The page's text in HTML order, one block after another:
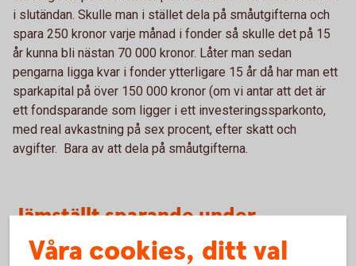
i slutändan. Skulle man i stället dela på småutgifterna och
spara 250 kronor varje månad i fonder så skulle det på 15
år kunna bli nästan 70 000 kronor. Låter man sedan
pengarna ligga kvar i fonder ytterligare 15 år då har man ett
sparkapital på över 150 000 kronor (om vi antar att det är
ett fondsparande som ligger i ett investeringssparkonto,
med real avkastning på sex procent, efter skatt och
avgifter. Bara av att dela på småutgifterna.
Jämställt sparande under
småbarnsår
Våra cookies, ditt val